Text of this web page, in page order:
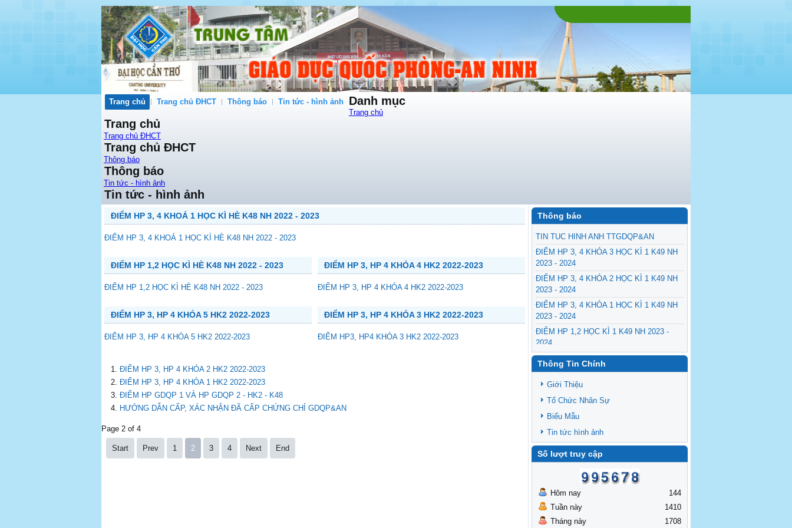
Trang chủ Trang chủ ĐHCT Thông báo Tin tức - hình ảnh Danh mục
Trang chủ
Trang chủ
Trang chủ ĐHCT
Trang chủ ĐHCT
Thông báo
Thông báo
Tin tức - hình ảnh
Tin tức - hình ảnh
ĐIỂM HP 3, 4 KHOÁ 1 HỌC KÌ HÈ K48 NH 2022 - 2023
ĐIỂM HP 3, 4 KHOÁ 1 HỌC KÌ HÈ K48 NH 2022 - 2023
ĐIỂM HP 1,2 HỌC KÌ HÈ K48 NH 2022 - 2023
ĐIỂM HP 1,2 HỌC KÌ HÈ K48 NH 2022 - 2023
ĐIỂM HP 3, HP 4 KHÓA 4 HK2 2022-2023
ĐIỂM HP 3, HP 4 KHÓA 4 HK2 2022-2023
ĐIỂM HP 3, HP 4 KHÓA 5 HK2 2022-2023
ĐIỂM HP 3, HP 4 KHÓA 5 HK2 2022-2023
ĐIỂM HP 3, HP 4 KHÓA 3 HK2 2022-2023
ĐIỂM HP3, HP4 KHÓA 3 HK2 2022-2023
ĐIỂM HP 3, HP 4 KHÓA 2 HK2 2022-2023
ĐIỂM HP 3, HP 4 KHÓA 1 HK2 2022-2023
ĐIỂM HP GDQP 1 VÀ HP GDQP 2 - HK2 - K48
HƯỚNG DẪN CẤP, XÁC NHẬN ĐÃ CẤP CHỨNG CHỈ GDQP&AN
Page 2 of 4
Start Prev 1 2 3 4 Next End
Thông báo
TIN TUC HINH ANH TTGDQP&AN
ĐIỂM HP 3, 4 KHÓA 3 HỌC KÌ 1 K49 NH
2023 - 2024
ĐIỂM HP 3, 4 KHÓA 2 HỌC KÌ 1 K49 NH
2023 - 2024
ĐIỂM HP 3, 4 KHÓA 1 HỌC KÌ 1 K49 NH
2023 - 2024
ĐIỂM HP 1,2 HỌC KÌ 1 K49 NH 2023 -
2024
Thông Tin Chính
Giới Thiệu
Tổ Chức Nhân Sự
Biểu Mẫu
Tin tức hình ảnh
Số lượt truy cập
Hôm nay
Tuần này
Tháng này
144
1410
1708